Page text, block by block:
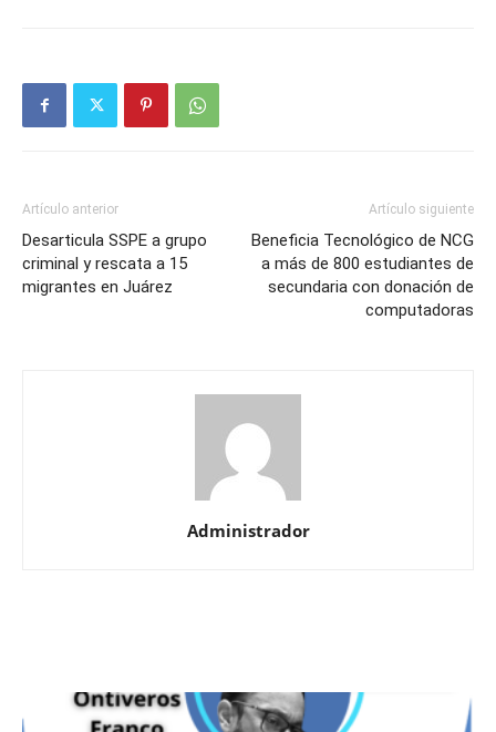
Artículo anterior
Desarticula SSPE a grupo
criminal y rescata a 15
migrantes en Juárez
Artículo siguiente
Beneficia Tecnológico de NCG
a más de 800 estudiantes de
secundaria con donación de
computadoras
Administrador